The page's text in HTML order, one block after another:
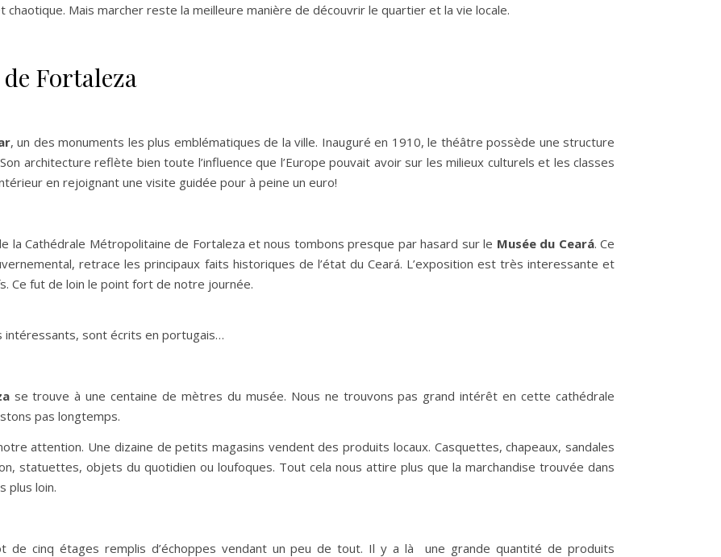
Mais marcher reste la meilleure manière de découvrir le quartier et la vie locale.
Fortaleza
, un des monuments les plus emblématiques de la ville. Inauguré en 1910, le théâtre possède une structure
architecture reflète bien toute l’influence que l’Europe pouvait avoir sur les milieux culturels et les classes
en rejoignant une visite guidée pour à peine un euro!
la Cathédrale Métropolitaine de Fortaleza et nous tombons presque par hasard sur le Musée du Ceará. Ce
retrace les principaux faits historiques de l’état du Ceará. L’exposition est très interessante et
Ce fut de loin le point fort de notre journée.
intéressants, sont écrits en portugais…
se trouve à une centaine de mètres du musée. Nous ne trouvons pas grand intérêt en cette cathédrale
pas longtemps.
attention. Une dizaine de petits magasins vendent des produits locaux. Casquettes, chapeaux, sandales
statuettes, objets du quotidien ou loufoques. Tout cela nous attire plus que la marchandise trouvée dans
plus loin.
cinq étages remplis d’échoppes vendant un peu de tout. Il y a là une grande quantité de produits